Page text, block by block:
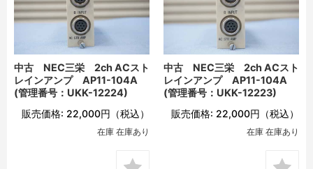
中古 NEC三栄 2ch ACスト
レインアンプ AP11-104A
(管理番号：UKK-12224)
販売価格: 22,000円 （税込）
在庫 在庫あり
中古 NEC三栄 2ch ACスト
レインアンプ AP11-104A
(管理番号：UKK-12223)
販売価格: 22,000円 （税込）
在庫 在庫あり